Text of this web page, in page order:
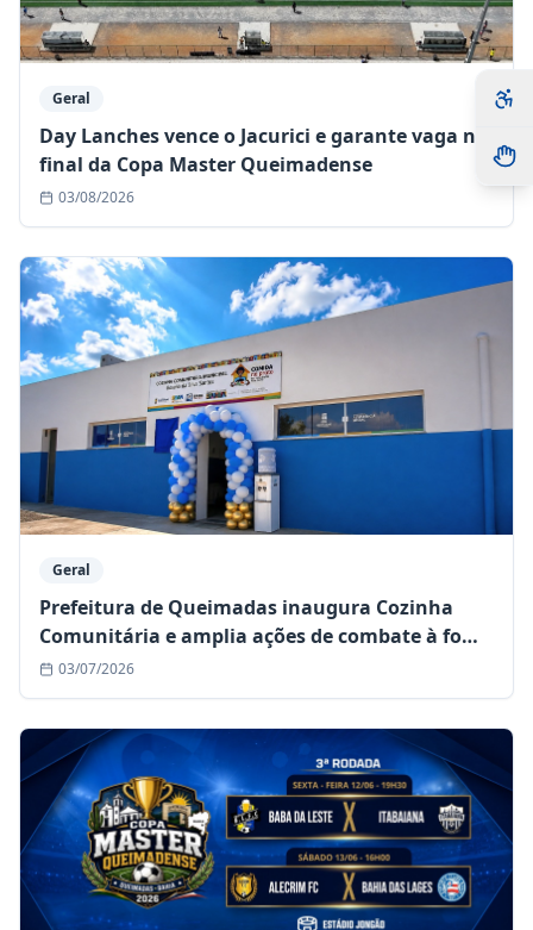
Geral
Day Lanches vence o Jacurici e garante vaga na
final da Copa Master Queimadense
03/08/2026
Geral
Prefeitura de Queimadas inaugura Cozinha
Comunitária e amplia ações de combate à fome
no município
03/07/2026